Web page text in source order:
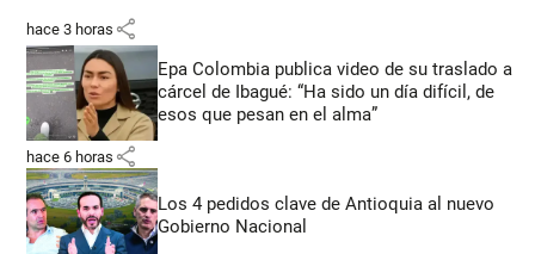
hace 3 horas share
Epa Colombia publica video de su traslado a
cárcel de Ibagué: “Ha sido un día difícil, de
esos que pesan en el alma”
hace 6 horas share
Los 4 pedidos clave de Antioquia al nuevo
Gobierno Nacional